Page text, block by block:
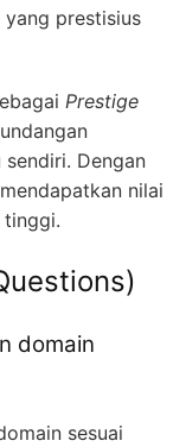
yang prestisius
Prestige
Dengan
nilai
tinggi.
domain
sesuai